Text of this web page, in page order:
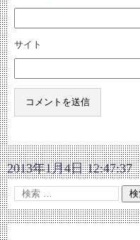
サイト
2013年1月4日 12:47:37